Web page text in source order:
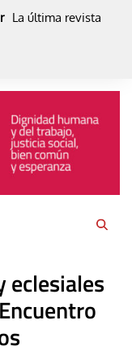
La última revista
eclesiales